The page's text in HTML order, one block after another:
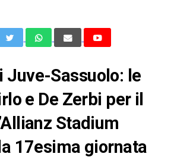
Juve-Sassuolo: le
e De Zerbi per il
Stadium
17esima giornata